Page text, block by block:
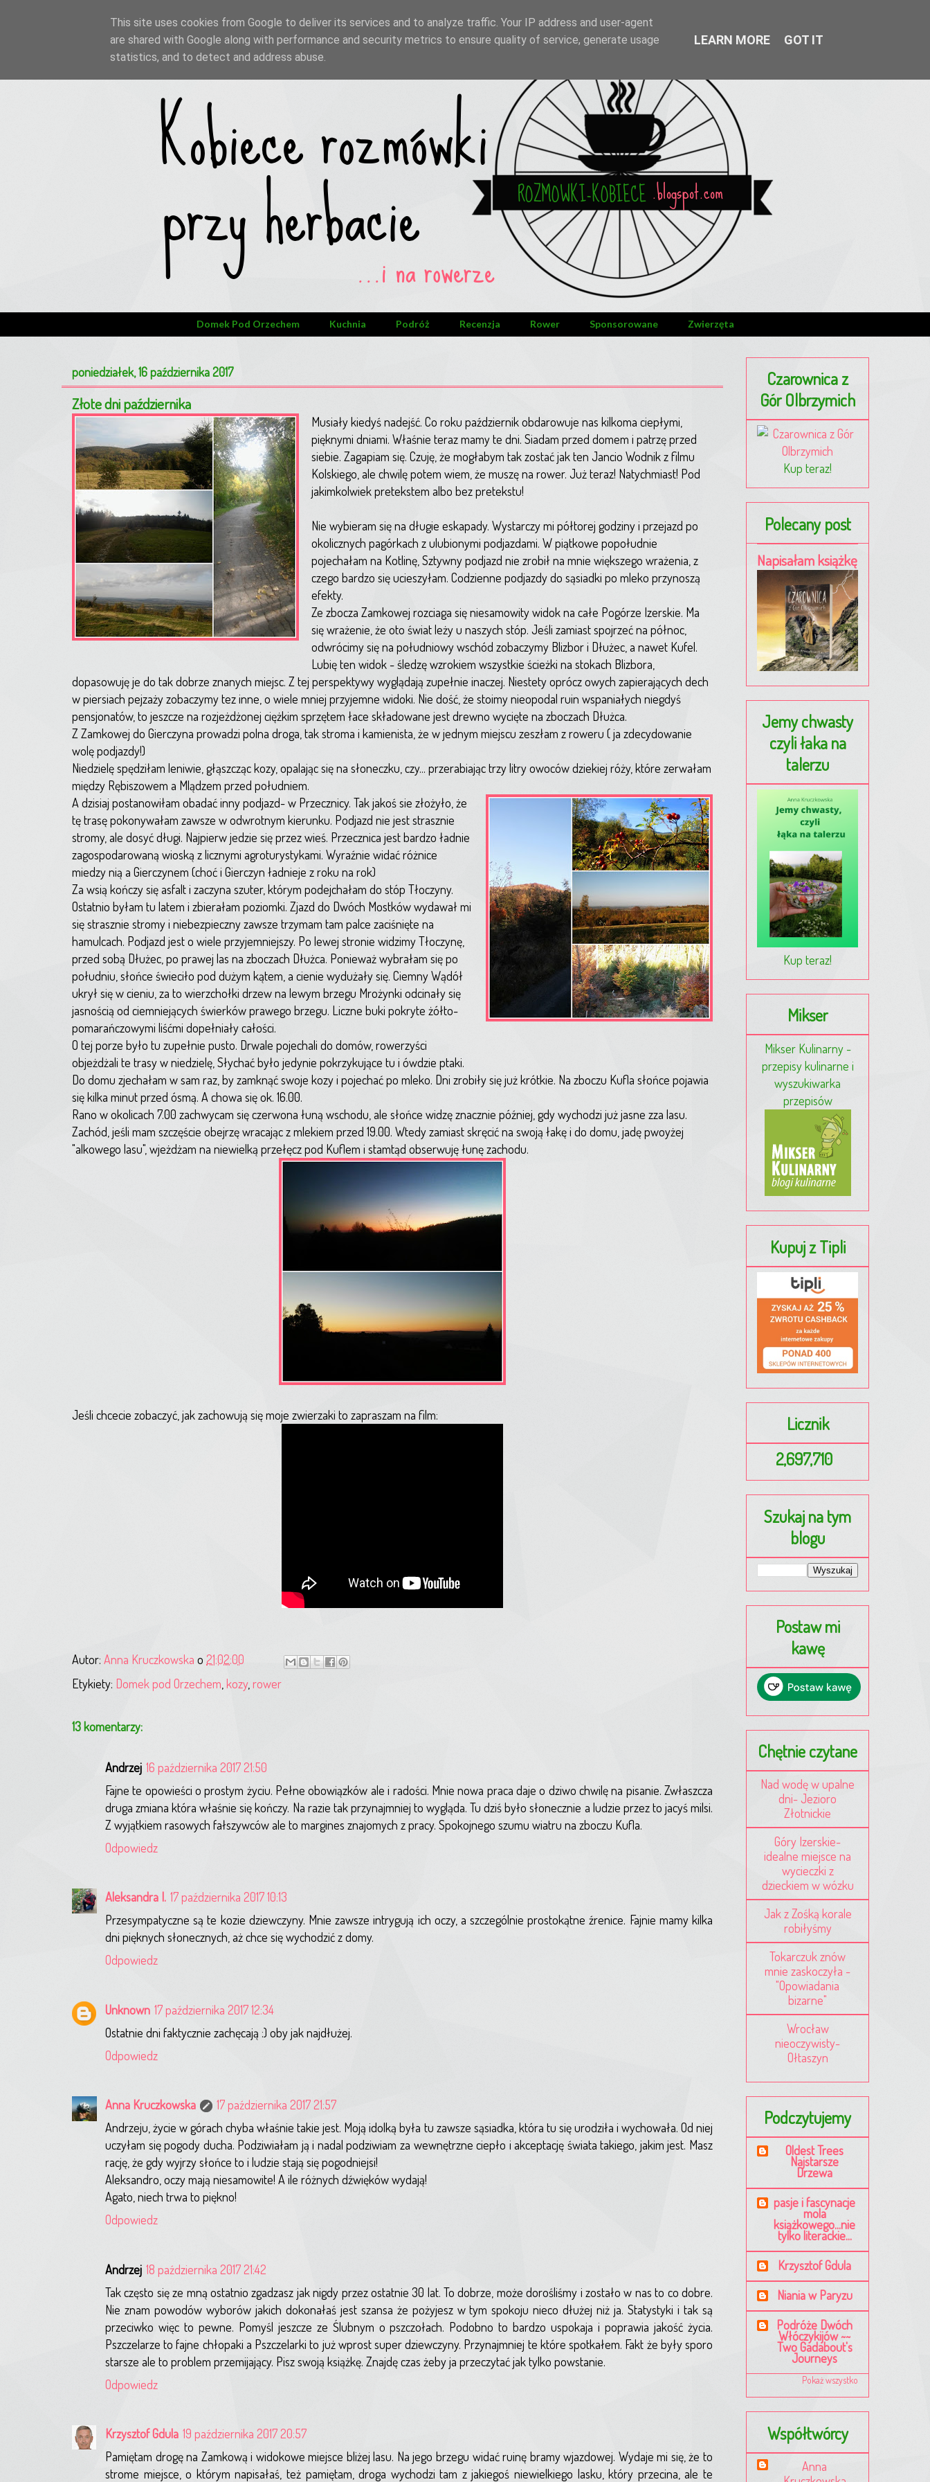
Domek Pod Orzechem Kuchnia Podróż Recenzja Rower Sponsorowane Zwierzęta
poniedziałek, 16 października 2017
Złote dni października
Musiały kiedyś nadejść. Co roku październik obdarowuje nas kilkoma ciepłymi,
pięknymi dniami. Właśnie teraz mamy te dni. Siadam przed domem i patrzę przed
siebie. Zagapiam się. Czuję, że mogłabym tak zostać jak ten Jancio Wodnik z filmu
Kolskiego, ale chwilę potem wiem, że muszę na rower. Już teraz! Natychmiast! Pod
jakimkolwiek pretekstem albo bez pretekstu!
Nie wybieram się na długie eskapady. Wystarczy mi półtorej godziny i przejazd po
okolicznych pagórkach z ulubionymi podjazdami. W piątkowe popołudnie
pojechałam na Kotlinę, Sztywny podjazd nie zrobił na mnie większego wrażenia, z
czego bardzo się ucieszyłam. Codzienne podjazdy do sąsiadki po mleko przynoszą
efekty.
Ze zbocza Zamkowej rozciaga się niesamowity widok na całe Pogórze Izerskie. Ma
się wrażenie, że oto świat leży u naszych stóp. Jeśli zamiast spojrzeć na północ,
odwrócimy się na południowy wschód zobaczymy Blizbor i Dłużec, a nawet Kufel.
Lubię ten widok - śledzę wzrokiem wszystkie ścieżki na stokach Blizbora,
dopasowuję je do tak dobrze znanych miejsc. Z tej perspektywy wyglądają zupełnie inaczej. Niestety oprócz owych zapierających dech
w piersiach pejzaży zobaczymy tez inne, o wiele mniej przyjemne widoki. Nie dość, że stoimy nieopodal ruin wspaniałych niegdyś
pensjonatów, to jeszcze na rozjeżdżonej ciężkim sprzętem łace składowane jest drewno wycięte na zboczach Dłużca.
Z Zamkowej do Gierczyna prowadzi polna droga, tak stroma i kamienista, że w jednym miejscu zeszłam z roweru ( ja zdecydowanie
wolę podjazdy!)
Niedzielę spędziłam leniwie, głąszcząc kozy, opalając się na słoneczku, czy... przerabiając trzy litry owoców dziekiej róży, które zerwałam
między Rębiszowem a Mlądzem przed południem.
A dzisiaj postanowiłam obadać inny podjazd- w Przecznicy. Tak jakoś sie złożyło, że
tę trasę pokonywałam zawsze w odwrotnym kierunku. Podjazd nie jest strasznie
stromy, ale dosyć długi. Najpierw jedzie się przez wieś. Przecznica jest bardzo ładnie
zagospodarowaną wioską z licznymi agroturystykami. Wyraźnie widać różnice
miedzy nią a Gierczynem (choć i Gierczyn ładnieje z roku na rok)
Za wsią kończy się asfalt i zaczyna szuter, którym podejchałam do stóp Tłoczyny.
Ostatnio byłam tu latem i zbierałam poziomki. Zjazd do Dwóch Mostków wydawał mi
się strasznie stromy i niebezpieczny zawsze trzymam tam palce zaciśnięte na
hamulcach. Podjazd jest o wiele przyjemniejszy. Po lewej stronie widzimy Tłoczynę,
przed sobą Dłużec, po prawej las na zboczach Dłużca. Ponieważ wybrałam się po
południu, słońce świeciło pod dużym kątem, a cienie wydużały się. Ciemny Wądół
ukrył się w cieniu, za to wierzchołki drzew na lewym brzegu Mrożynki odcinały się
jasnością od ciemniejących świerków prawego brzegu. Liczne buki pokryte żółto-
pomarańczowymi liśćmi dopełniały całości.
O tej porze było tu zupełnie pusto. Drwale pojechali do domów, rowerzyści
objeżdżali te trasy w niedzielę, Słychać było jedynie pokrzykujące tu i ówdzie ptaki.
Do domu zjechałam w sam raz, by zamknąć swoje kozy i pojechać po mleko. Dni zrobiły się już krótkie. Na zboczu Kufla słońce pojawia
się kilka minut przed ósmą. A chowa się ok. 16.00.
Rano w okolicach 7.00 zachwycam się czerwona łuną wschodu, ale słońce widzę znacznie później, gdy wychodzi już jasne zza lasu.
Zachód, jeśli mam szczęście obejrzę wracając z mlekiem przed 19.00. Wtedy zamiast skręcić na swoją łakę i do domu, jadę pwoyżej
"alkowego lasu", wjeżdżam na niewielką przełęcz pod Kuflem i stamtąd obserwuję łunę zachodu.
Jeśli chcecie zobaczyć, jak zachowują się moje zwierzaki to zapraszam na film:
Autor: Anna Kruczkowska o 21:02:00
Etykiety: Domek pod Orzechem kozy, rower
13 komentarzy:
Andrzej 16 października 2017 21:50
Fajne te opowieści o prostym życiu. Pełne obowiązków ale i radości. Mnie nowa praca daje o dziwo chwilę na pisanie. Zwłaszcza
druga zmiana która właśnie się kończy. Na razie tak przynajmniej to wygląda. Tu dziś było słonecznie a ludzie przez to jacyś milsi.
Z wyjątkiem rasowych fałszywców ale to margines znajomych z pracy. Spokojnego szumu wiatru na zboczu Kufla.
Odpowiedz
Aleksandra I. 17 października 2017 10:13
Przesympatyczne są te kozie dziewczyny. Mnie zawsze intrygują ich oczy, a szczególnie prostokątne źrenice. Fajnie mamy kilka
dni pięknych słonecznych, aż chce się wychodzić z domy.
Odpowiedz
Unknown 17 października 2017 12:34
Ostatnie dni faktycznie zachęcają :) oby jak najdłużej.
Odpowiedz
Anna Kruczkowska
17 października 2017 21:57
Andrzeju, życie w górach chyba właśnie takie jest. Moją idolką była tu zawsze sąsiadka, która tu się urodziła i wychowała. Od niej
uczyłam się pogody ducha. Podziwiałam ją i nadal podziwiam za wewnętrzne ciepło i akceptację świata takiego, jakim jest. Masz
rację, że gdy wyjrzy słońce to i ludzie stają się pogodniejsi!
Aleksandro, oczy mają niesamowite! A ile różnych dźwięków wydają!
Agato, niech trwa to piękno!
Odpowiedz
Andrzej 18 października 2017 21:42
Tak często się ze mną ostatnio zgadzasz jak nigdy przez ostatnie 30 lat. To dobrze, może dorośliśmy i zostało w nas to co dobre.
Nie znam powodów wyborów jakich dokonałaś jest szansa że pożyjesz w tym spokoju nieco dłużej niż ja. Statystyki i tak są
przeciwko więc to pewne. Pomyśl jeszcze ze Ślubnym o pszczołach. Podobno to bardzo uspokaja i poprawia jakość życia.
Pszczelarze to fajne chłopaki a Pszczelarki to już wprost super dziewczyny. Przynajmniej te które spotkałem. Fakt że były sporo
starsze ale to problem przemijający. Pisz swoją książkę. Znajdę czas żeby ja przeczytać jak tylko powstanie.
Odpowiedz
Krzysztof Gdula 19 października 2017 20:57
Pamiętam drogę na Zamkową i widokowe miejsce bliżej lasu. Na jego brzegu widać ruinę bramy wjazdowej. Wydaje mi się, że to
strome miejsce, o którym napisałaś, też pamiętam, droga wychodzi tam z jakiegoś niewielkiego lasku, który przecina, ale te
Czarownica z
Gór Olbrzymich
Kup teraz!
Polecany post
Napisałam książkę
Jemy chwasty
czyli łaka na
talerzu
Kup teraz!
Mikser
Mikser Kulinarny -
przepisy kulinarne i
wyszukiwarka
przepisów
Kupuj z Tipli
Licznik
2,697,710
Szukaj na tym
blogu
Postaw mi
kawę
Chętnie czytane
Nad wodę w upalne
dni- Jezioro
Złotnickie
Góry Izerskie-
idealne miejsce na
wycieczki z
dzieckiem w wózku
Jak z Zośką korale
robiłyśmy
Tokarczuk znów
mnie zaskoczyła -
"Opowiadania
bizarne"
Wrocław
nieoczywisty-
Ołtaszyn
Podczytujemy
Oldest Trees
Najstarsze
Drzewa
pasje i fascynacje
mola
książkowego...nie
tylko literackie...
Krzysztof Gdula
Niania w Paryzu
Podróże Dwóch
Włóczykijów ~~
Two Gadabout's
Journeys
Pokaż wszystko
Współtwórcy
Anna
This site uses cookies from Google to deliver its services and to analyze traffic. Your IP address and user-agent
are shared with Google along with performance and security metrics to ensure quality of service, generate usage
statistics, and to detect and address abuse.
LEARN MORE GOT IT